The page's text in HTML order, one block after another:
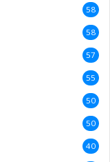
58
58
57
55
50
50
40